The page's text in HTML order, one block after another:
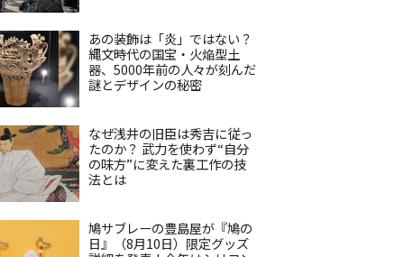
あの装飾は「炎」ではない？
縄文時代の国宝・火焔型土
器、5000年前の人々が刻んだ
謎とデザインの秘密
なぜ浅井の旧臣は秀吉に従っ
たのか？ 武力を使わず“自分
の味方”に変えた裏工作の技
法とは
鳩サブレーの豊島屋が『鳩の
日』（8月10日）限定グッズ